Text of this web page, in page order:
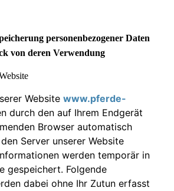
personenbezogener Daten
von deren Verwendung
Websitewww.pferde-
durch den auf Ihrem Endgerät
Browser automatisch
Server unserer Website
werden temporär in
gespeichert. Folgende
dabei ohne Ihr Zutun erfasst